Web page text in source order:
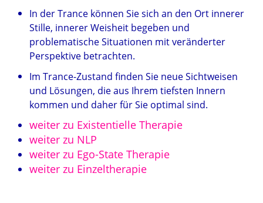
In der Trance können Sie sich an den Ort innerer
Stille, innerer Weisheit begeben und
problematische Situationen mit veränderter
Perspektive betrachten.
Im Trance-Zustand finden Sie neue Sichtweisen
und Lösungen, die aus Ihrem tiefsten Innern
kommen und daher für Sie optimal sind.
weiter zu Existentielle Therapie
weiter zu NLP
weiter zu Ego-State Therapie
weiter zu Einzeltherapie